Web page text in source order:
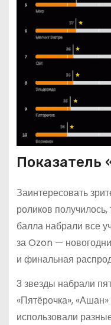
Показатель
Заинтересовать
роликов
балла набрали все
за Ozon —
и финальная
3 звезды набрали
«Пятёрочка»,
использовали